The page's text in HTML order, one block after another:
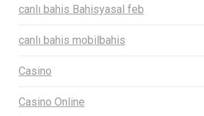
canlı bahis Bahisyasal feb
canlı bahis mobilbahis
Casino
Casino Online